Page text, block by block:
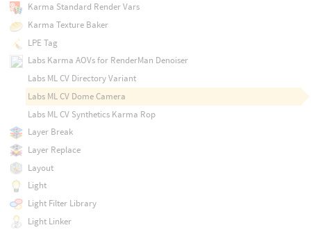
Karma Standard Render Vars
Karma Texture Baker
LPE Tag
Labs Karma AOVs for RenderMan Denoiser
Labs ML CV Directory Variant
Labs ML CV Dome Camera
Labs ML CV Synthetics Karma Rop
Layer Break
Layer Replace
Layout
Light
Light Filter Library
Light Linker